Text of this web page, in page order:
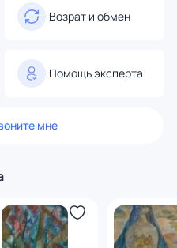
Возрат и обмен
Помощь эксперта
мне